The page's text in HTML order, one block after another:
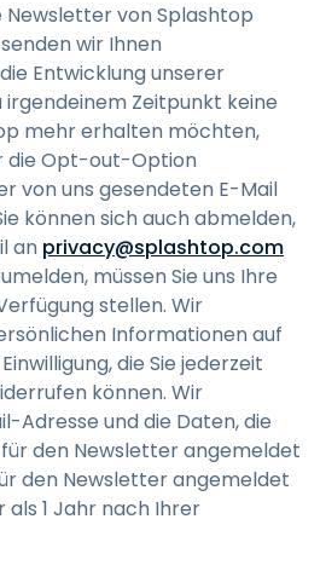
Newsletter von Splashtop
wir Ihnen
Entwicklung unserer
irgendeinem Zeitpunkt keine
mehr erhalten möchten,
die Opt-out-Option
von uns gesendeten E-Mail
können sich auch abmelden,
an privacy@splashtop.com
müssen Sie uns Ihre
stellen. Wir
Informationen auf
die Sie jederzeit
können. Wir
Adresse und die Daten, die
für den Newsletter angemeldet
den Newsletter angemeldet
1 Jahr nach Ihrer